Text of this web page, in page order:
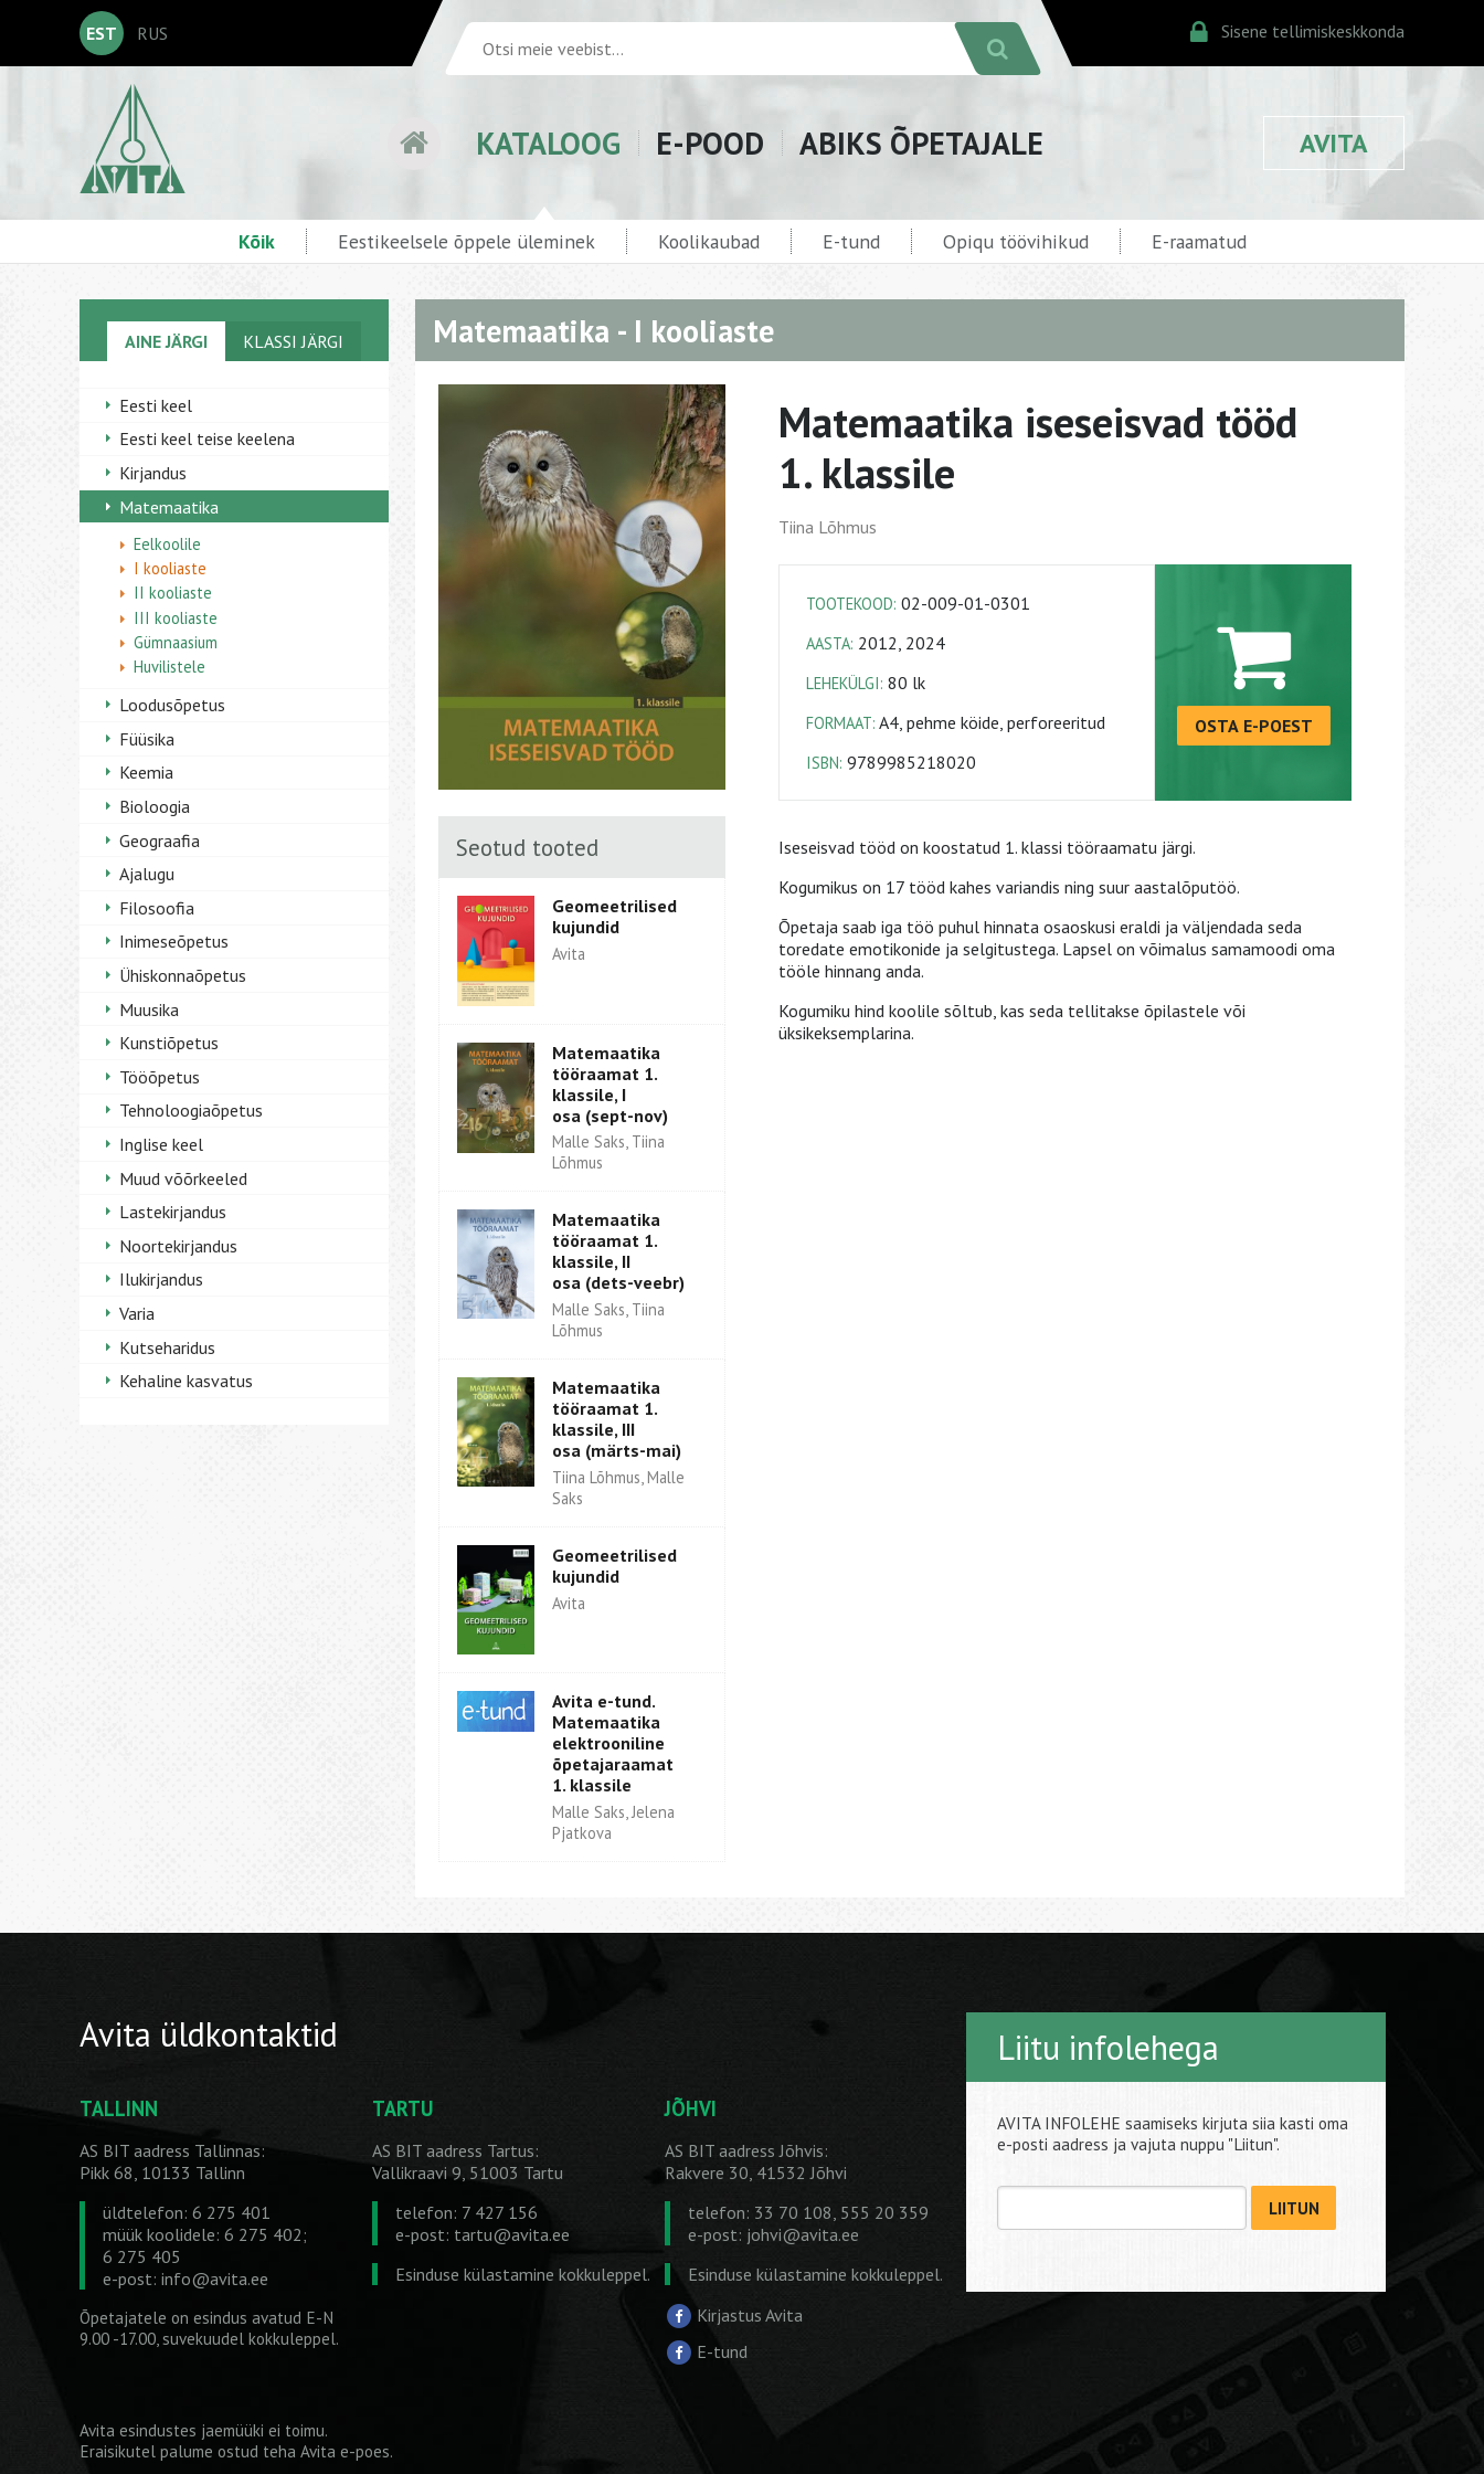
EST RUS Sisene tellimiskeskkonda
KATALOOG E-POOD ABIKS ÕPETAJALE AVITA
Kõik Eestikeelsele õppele üleminek Koolikaubad E-tund Opiqu töövihikud E-raamatud
AINE JÄRGI KLASSI JÄRGI
Eesti keel
Eesti keel teise keelena
Kirjandus
Matemaatika
Eelkoolile
I kooliaste
II kooliaste
III kooliaste
Gümnaasium
Huvilistele
Loodusõpetus
Füüsika
Keemia
Bioloogia
Geograafia
Ajalugu
Filosoofia
Inimeseõpetus
Ühiskonnaõpetus
Muusika
Kunstiõpetus
Tööõpetus
Tehnoloogiaõpetus
Inglise keel
Muud võõrkeeled
Lastekirjandus
Noortekirjandus
Ilukirjandus
Varia
Kutseharidus
Kehaline kasvatus
Matemaatika - I kooliaste
Seotud tooted
Geomeetrilised
kujundid
Avita
Matemaatika
tööraamat 1.
klassile, I
osa (sept-nov)
Malle Saks, Tiina
Lõhmus
Matemaatika
tööraamat 1.
klassile, II
osa (dets-veebr)
Malle Saks, Tiina
Lõhmus
Matemaatika
tööraamat 1.
klassile, III
osa (märts-mai)
Tiina Lõhmus, Malle
Saks
Geomeetrilised
kujundid
Avita
Avita e-tund.
Matemaatika
elektrooniline
õpetajaraamat
1. klassile
Malle Saks, Jelena
Pjatkova
Matemaatika iseseisvad tööd
1. klassile
Tiina Lõhmus
TOOTEKOOD: 02-009-01-0301
AASTA: 2012, 2024
LEHEKÜLGI: 80 lk
FORMAAT: A4, pehme köide, perforeeritud
ISBN: 9789985218020
OSTA E-POEST
Iseseisvad tööd on koostatud 1. klassi tööraamatu järgi.
Kogumikus on 17 tööd kahes variandis ning suur aastalõputöö.
Õpetaja saab iga töö puhul hinnata osaoskusi eraldi ja väljendada seda
toredate emotikonide ja selgitustega. Lapsel on võimalus samamoodi oma
tööle hinnang anda.
Kogumiku hind koolile sõltub, kas seda tellitakse õpilastele või
üksikeksemplarina.
Avita üldkontaktid
TALLINN
AS BIT aadress Tallinnas:
Pikk 68, 10133 Tallinn
üldtelefon: 6 275 401
müük koolidele: 6 275 402;
6 275 405
e-post: info@avita.ee
Õpetajatele on esindus avatud E-N
9.00 -17.00, suvekuudel kokkuleppel.
TARTU
AS BIT aadress Tartus:
Vallikraavi 9, 51003 Tartu
telefon: 7 427 156
e-post: tartu@avita.ee
Esinduse külastamine kokkuleppel.
JÕHVI
AS BIT aadress Jõhvis:
Rakvere 30, 41532 Jõhvi
telefon: 33 70 108, 555 20 359
e-post: johvi@avita.ee
Esinduse külastamine kokkuleppel.
Kirjastus Avita
E-tund
Avita esindustes jaemüüki ei toimu.
Eraisikutel palume ostud teha Avita e-poes.
Liitu infolehega
AVITA INFOLEHE saamiseks kirjuta siia kasti oma
e-posti aadress ja vajuta nuppu "Liitun".
LIITUN